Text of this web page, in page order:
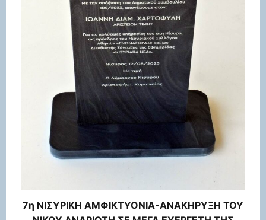
7η ΝΙΣΥΡΙΚΗ ΑΜΦΙΚΤΥΟΝΙΑ-ΑΝΑΚΗΡΥΞΗ ΤΟΥ